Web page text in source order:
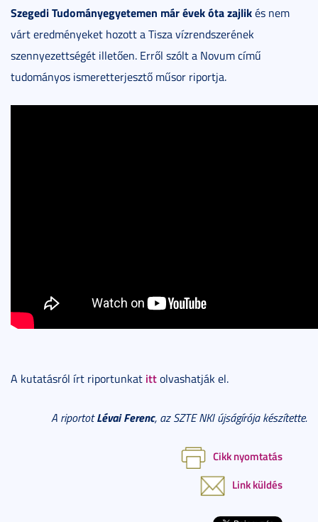
Szegedi Tudományegyetemen már évek óta zajlikés nem
várt eredményeket hozott a Tisza vízrendszerének
szennyezettségét illetően. Erről szólt a Novum című
tudományos ismeretterjesztő műsor riportja.
A kutatásról írt riportunkat ittolvashatják el.
A riportotLévai Ferenc, az SZTE NKI újságírója készítette.
Cikk nyomtatás
Link küldés